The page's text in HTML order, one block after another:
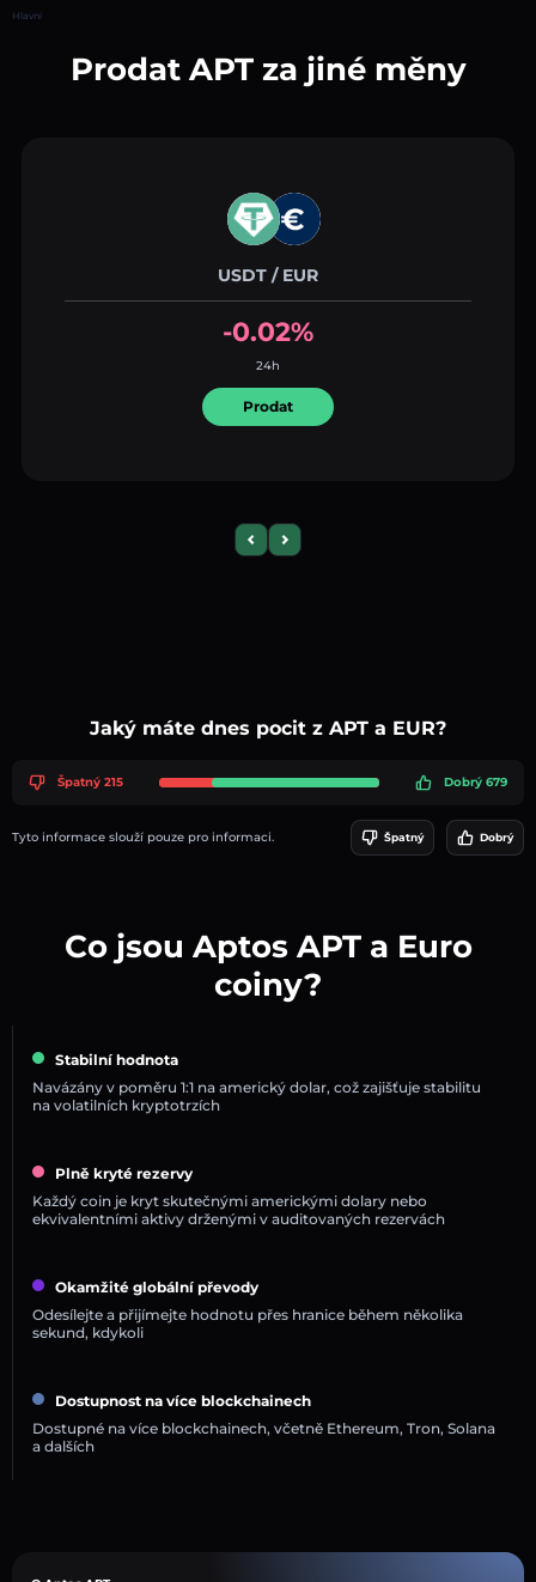
Hlavní
Prodat APT za jiné měny
USDT / EUR
-0.02%
24h
Prodat
Previous slide
Next slide
Jaký máte dnes pocit z APT a EUR?
Špatný 215 Dobrý 679
Tyto informace slouží pouze pro informaci. Špatný Dobrý
Co jsou Aptos APT a Euro
coiny?
Stabilní hodnota
Navázány v poměru 1:1 na americký dolar, což zajišťuje stabilitu
na volatilních kryptotrzích
Plně kryté rezervy
Každý coin je kryt skutečnými americkými dolary nebo
ekvivalentními aktivy drženými v auditovaných rezervách
Okamžité globální převody
Odesílejte a přijímejte hodnotu přes hranice během několika
sekund, kdykoli
Dostupnost na více blockchainech
Dostupné na více blockchainech, včetně Ethereum, Tron, Solana
a dalších